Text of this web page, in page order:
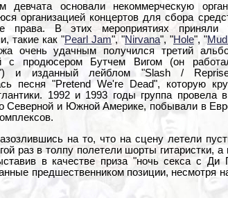
девчата основали некоммерческую
организацией концертов для сбора
права. В этих мероприятиях приняли
такие как "Pearl Jam", "Nirvana", "Hole", "
очень удачным получился третий
с продюсером Бутчем Вигом (он
и изданный лейблом "Slash /
песня "Pretend We're Dead", которую
1992 и 1993 годы группа провела
Северной и Южной Америке, побывали в
на то, что на сцену летели
раз в толпу полетели шорты гитаристки, а
в качестве приза "ночь секса с Ди
предшественником позиции, несмотря